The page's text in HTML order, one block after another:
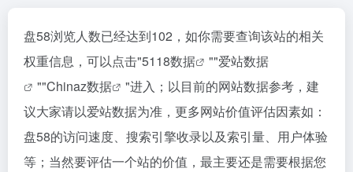
盘58浏览人数已经达到102，如你需要查询该站的相关
权重信息，可以点击"5118数据 ""爱站数据
""Chinaz数据
"进入；以目前的网站数据参考，建
议大家请以爱站数据为准，更多网站价值评估因素如：
盘58的访问速度、搜索引擎收录以及索引量、用户体验
等；当然要评估一个站的价值，最主要还是需要根据您